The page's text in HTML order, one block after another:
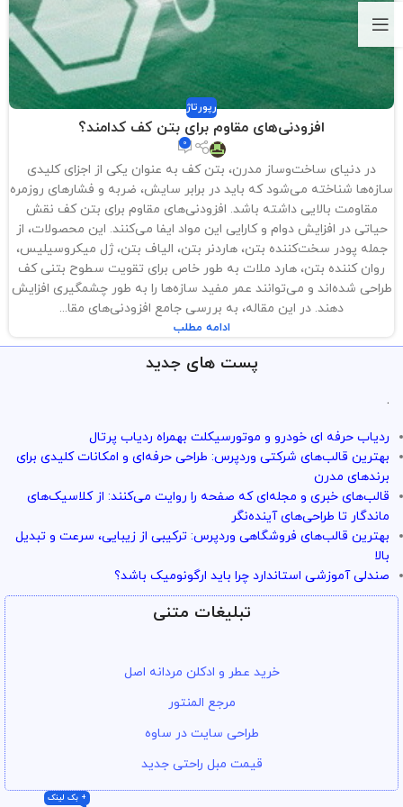
رپورتاژ
افزودنی‌های مقاوم برای بتن کف کدامند؟
0
در دنیای ساخت‌وساز مدرن، بتن کف به عنوان یکی از اجزای کلیدی
سازه‌ها شناخته می‌شود که باید در برابر سایش، ضربه و فشارهای روزمره
مقاومت بالایی داشته باشد. افزودنی‌های مقاوم برای بتن کف نقش
حیاتی در افزایش دوام و کارایی این مواد ایفا می‌کنند. این محصولات، از
جمله پودر سخت‌کننده بتن، هاردنر بتن، الیاف بتن، ژل میکروسیلیس،
روان کننده بتن، هارد ملات به طور خاص برای تقویت سطوح بتنی کف
طراحی شده‌اند و می‌توانند عمر مفید سازه‌ها را به طور چشمگیری افزایش
دهند. در این مقاله، به بررسی جامع افزودنی‌های مقا...
ادامه مطلب
پست های جدید
.
ردیاب حرفه ای خودرو و موتورسیکلت بهمراه ردیاب پرتال
بهترین قالب‌های شرکتی وردپرس: طراحی حرفه‌ای و امکانات کلیدی برای
برندهای مدرن
قالب‌های خبری و مجله‌ای که صفحه را روایت می‌کنند: از کلاسیک‌های
ماندگار تا طراحی‌های آینده‌نگر
بهترین قالب‌های فروشگاهی وردپرس: ترکیبی از زیبایی، سرعت و تبدیل
بالا
صندلی آموزشی استاندارد چرا باید ارگونومیک باشد؟
تبلیغات متنی
خرید عطر و ادکلن مردانه اصل
مرجع المنتور
طراحی سایت در ساوه
قیمت مبل راحتی جدید
+ بک لینک